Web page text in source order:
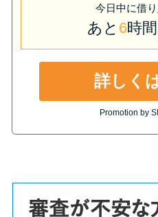
今日中に借
あと 6時間
詳しく
Promotion by